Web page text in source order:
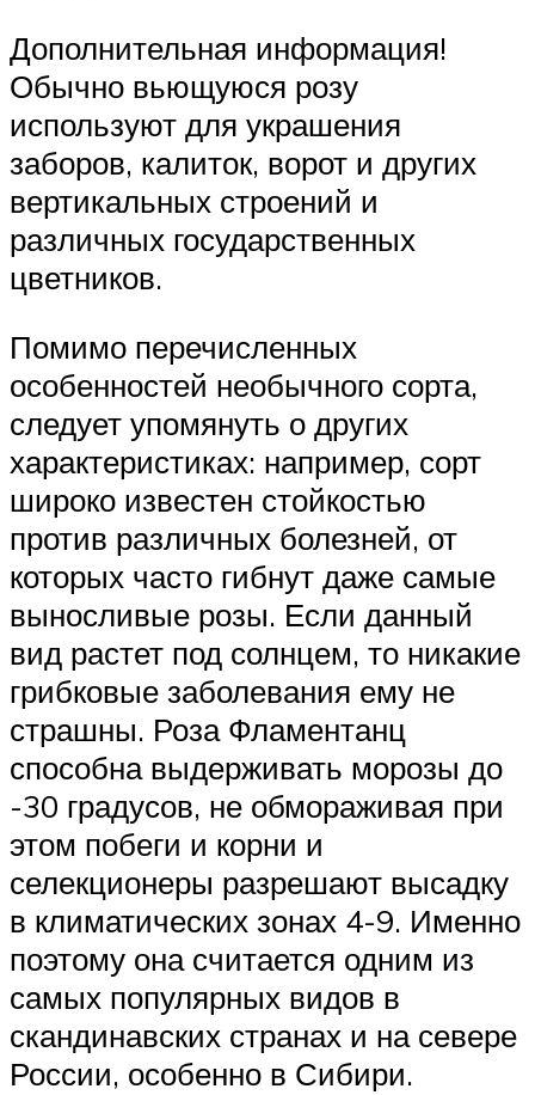
Дополнительная информация!
Обычно вьющуюся розу
используют для украшения
заборов, калиток, ворот и других
вертикальных строений и
различных государственных
цветников.
Помимо перечисленных
особенностей необычного сорта,
следует упомянуть о других
характеристиках: например, сорт
широко известен стойкостью
против различных болезней, от
которых часто гибнут даже самые
выносливые розы. Если данный
вид растет под солнцем, то никакие
грибковые заболевания ему не
страшны. Роза Фламентанц
способна выдерживать морозы до
-30 градусов, не обмораживая при
этом побеги и корни и
селекционеры разрешают высадку
в климатических зонах 4-9. Именно
поэтому она считается одним из
самых популярных видов в
скандинавских странах и на севере
России, особенно в Сибири.